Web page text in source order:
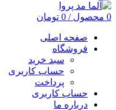
0 محصول /
0 تومان
صفحه اصلی
فروشگاه
سبد خرید
حساب کاربری
پرداخت
حساب کاربری
درباره ما